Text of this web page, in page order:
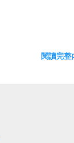
閱讀完整